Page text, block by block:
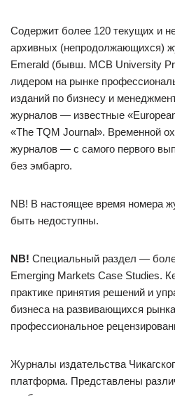
Содержит более 120 текущих и
архивных (непродолжающихся)
Emerald (бывш. MCB University
лидером на рынке
изданий по бизнесу и
журналов — известные
«The TQM Journal». Временной
журналов — с самого первого
без эмбарго.
NB! В настоящее время номера
быть недоступны.
NB! Специальный раздел —
Emerging Markets Case Studies.
практике принятия решений и
бизнеса на развивающихся
профессиональное
Журналы издательства
платформа. Представлены